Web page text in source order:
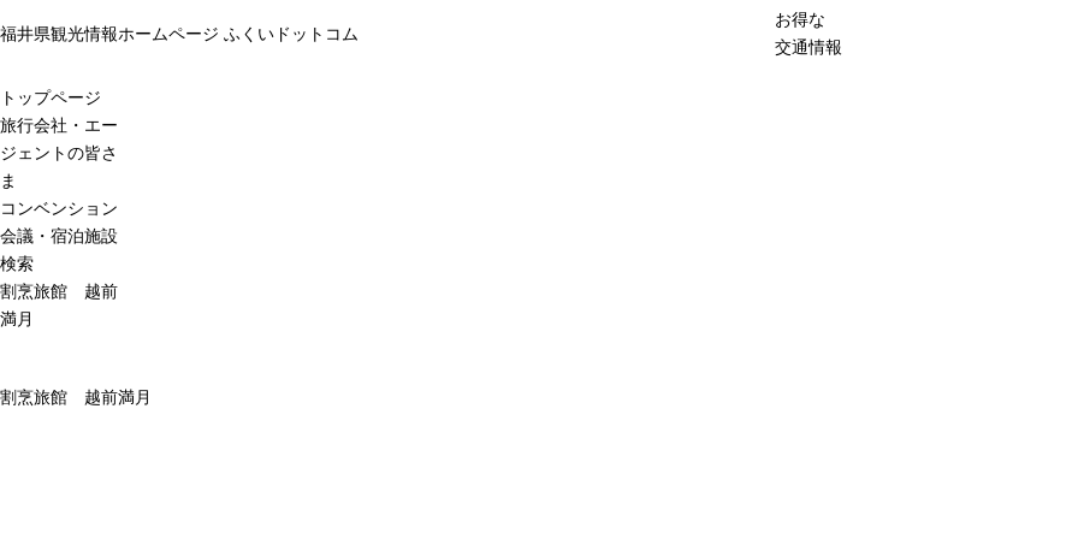
福井県観光情報ホームページ ふくいドットコム
お得な
交通情報
トップページ
旅行会社・エー
ジェントの皆さ
ま
コンベンション
会議・宿泊施設
検索
割烹旅館 越前
満月
割烹旅館 越前満月